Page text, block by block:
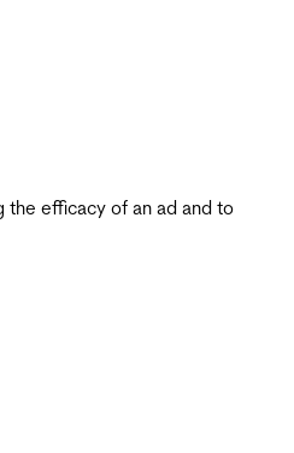
the efficacy of an ad and to